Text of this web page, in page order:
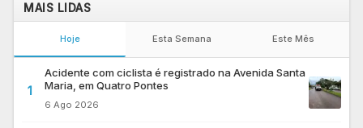
MAIS LIDAS
Hoje Esta Semana Este Mês
1
Acidente com ciclista é registrado na Avenida Santa
Maria, em Quatro Pontes
6 Ago 2026